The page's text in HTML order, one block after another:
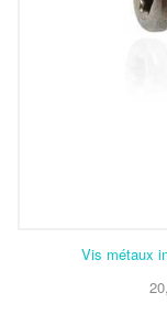
Vis métaux